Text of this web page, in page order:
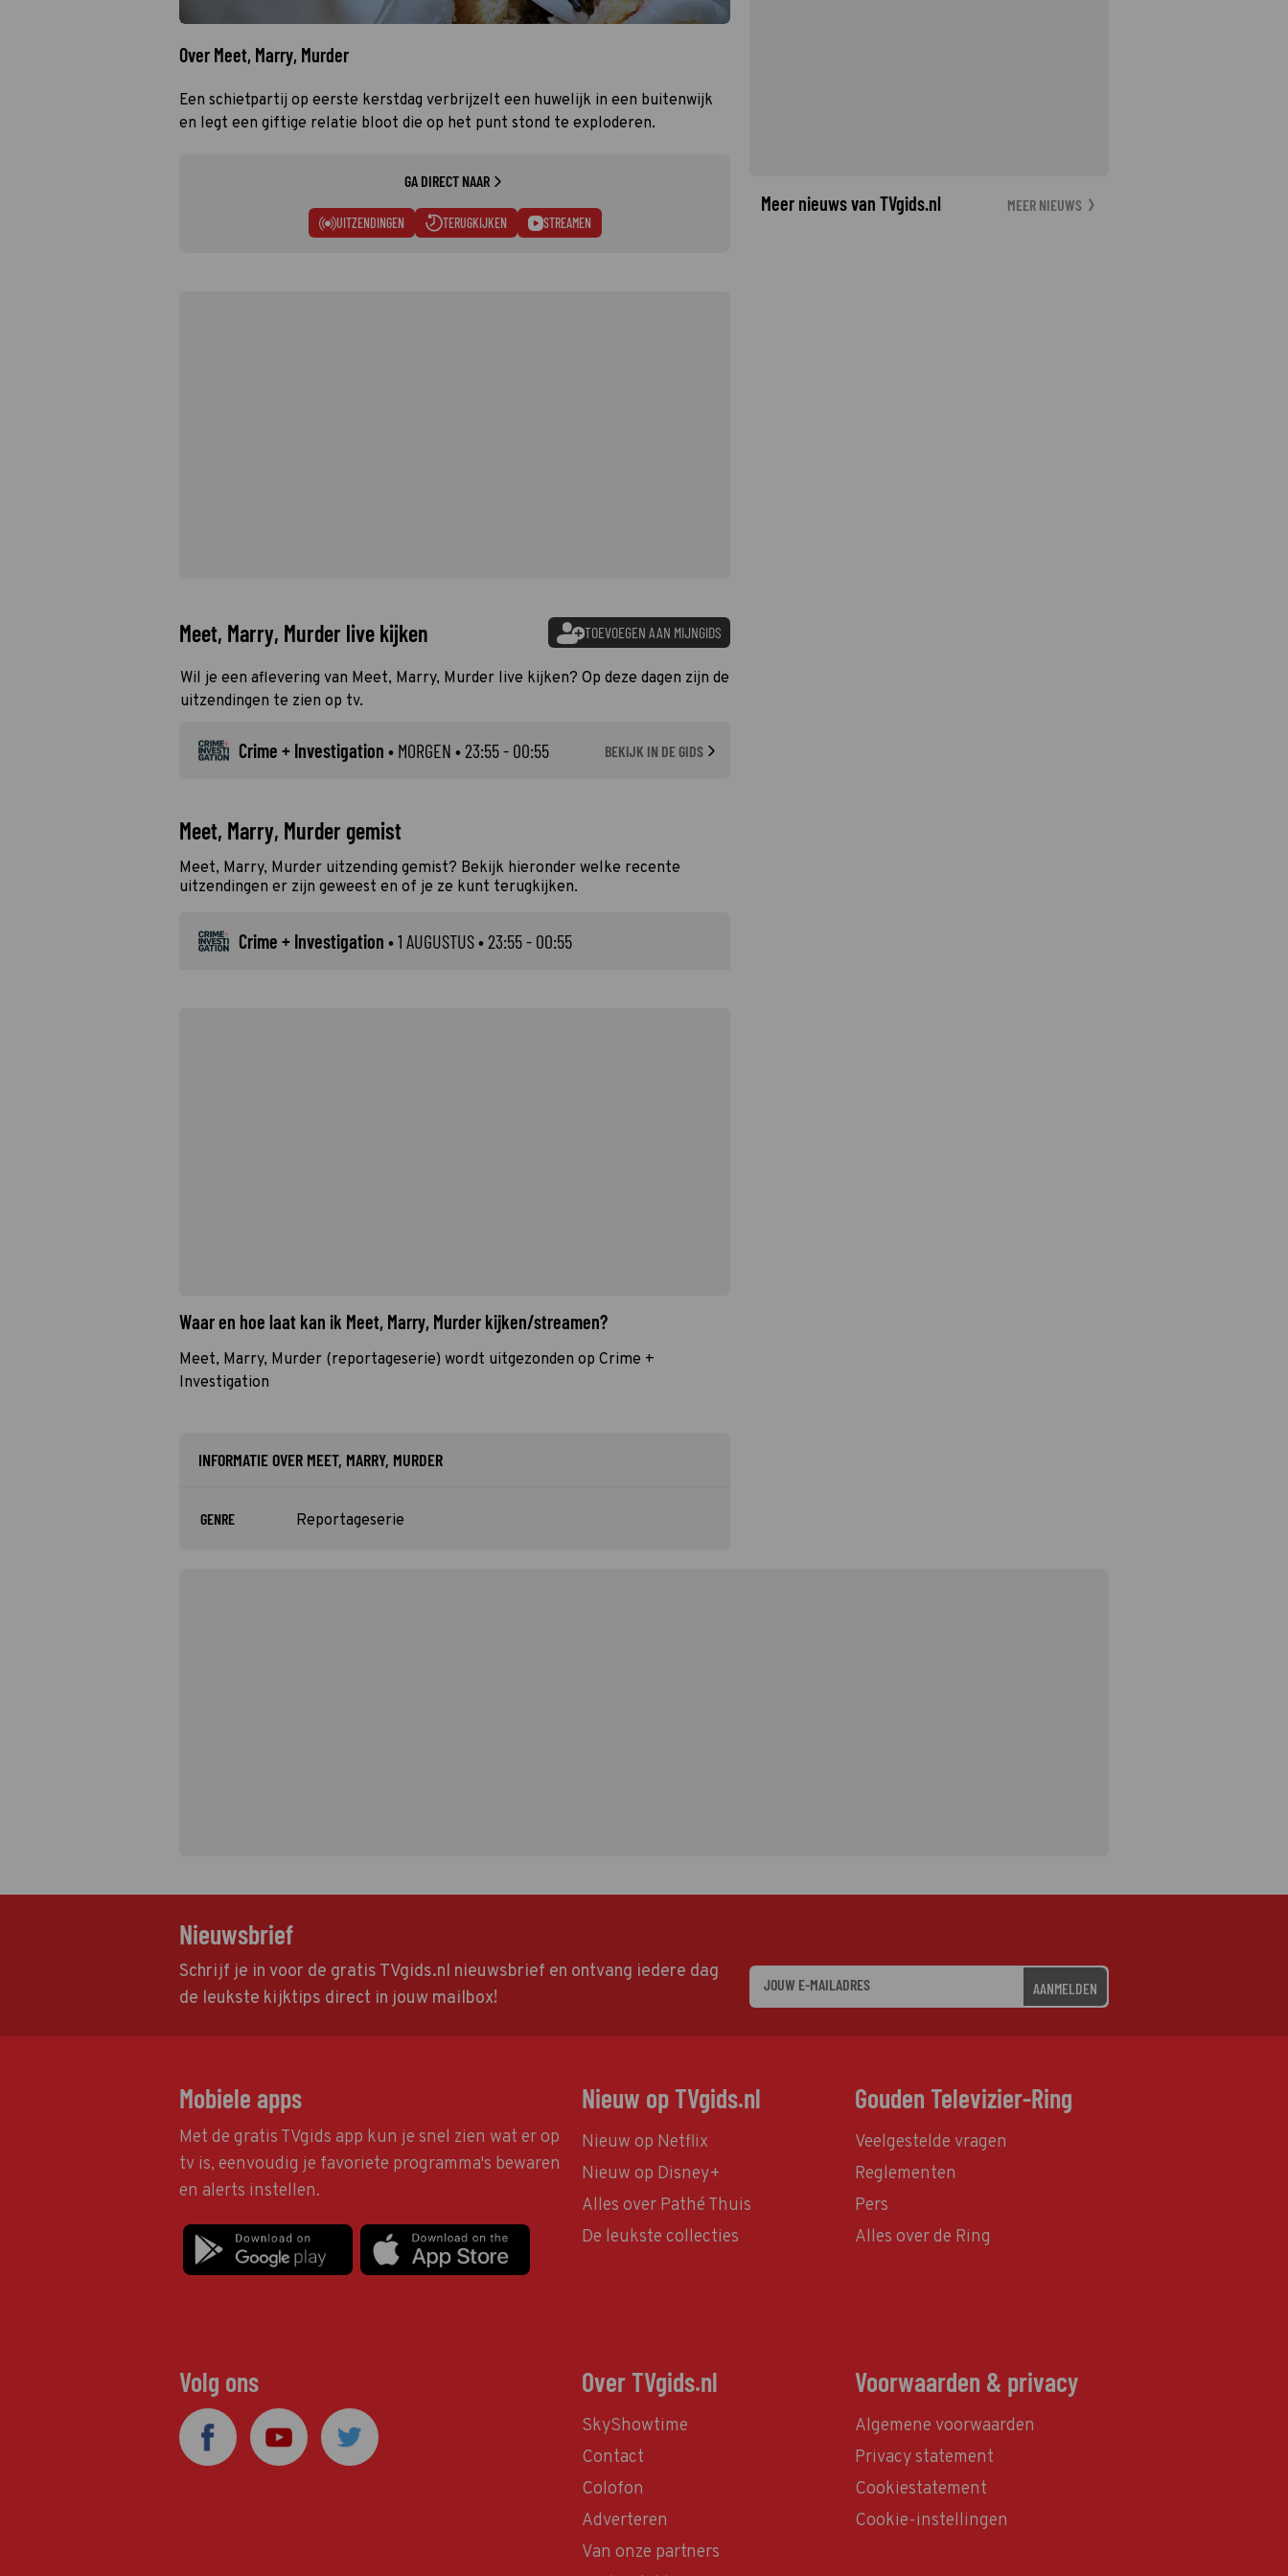
Over Meet, Marry, Murder
Een schietpartij op eerste kerstdag verbrijzelt een huwelijk in een buitenwijk
en legt een giftige relatie bloot die op het punt stond te exploderen.
GA DIRECT NAAR
UITZENDINGEN TERUGKIJKEN STREAMEN
Meet, Marry, Murder live kijken TOEVOEGEN AAN MIJNGIDS
Wil je een aflevering van Meet, Marry, Murder live kijken? Op deze dagen zijn de
uitzendingen te zien op tv.
Crime + Investigation • MORGEN • 23:55 - 00:55 BEKIJK IN DE GIDS
Meet, Marry, Murder gemist
Meet, Marry, Murder uitzending gemist? Bekijk hieronder welke recente
uitzendingen er zijn geweest en of je ze kunt terugkijken.
Crime + Investigation •1 AUGUSTUS• 23:55 - 00:55
Waar en hoe laat kan ik Meet, Marry, Murder kijken/streamen?
Meet, Marry, Murder (reportageserie) wordt uitgezonden op Crime +
Investigation
INFORMATIE OVER MEET, MARRY, MURDER
GENRE Reportageserie
Meer nieuws van TVgids.nl MEER NIEUWS
Nieuwsbrief
Schrijf je in voor de gratis TVgids.nl nieuwsbrief en ontvang iedere dag
de leukste kijktips direct in jouw mailbox!
AANMELDEN
Mobiele apps
Met de gratis TVgids app kun je snel zien wat er op
tv is, eenvoudig je favoriete programma's bewaren
en alerts instellen.
Nieuw op TVgids.nl
Nieuw op Netflix
Nieuw op Disney+
Alles over Pathé Thuis
De leukste collecties
Gouden Televizier-Ring
Veelgestelde vragen
Reglementen
Pers
Alles over de Ring
Volg ons Over TVgids.nl
SkyShowtime
Contact
Colofon
Adverteren
Van onze partners
Voorwaarden & privacy
Algemene voorwaarden
Privacy statement
Cookiestatement
Cookie-instellingen